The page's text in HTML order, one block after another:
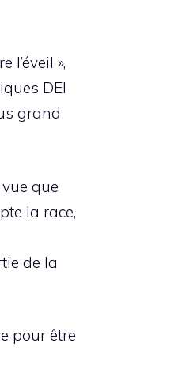
»,
DEI
grand
que
la race,
de la
pour être